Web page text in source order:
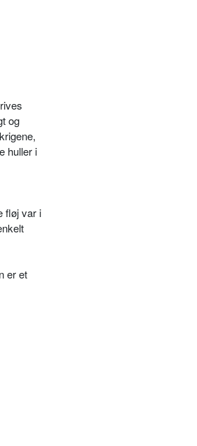
og
huller i
fløj var i
er et